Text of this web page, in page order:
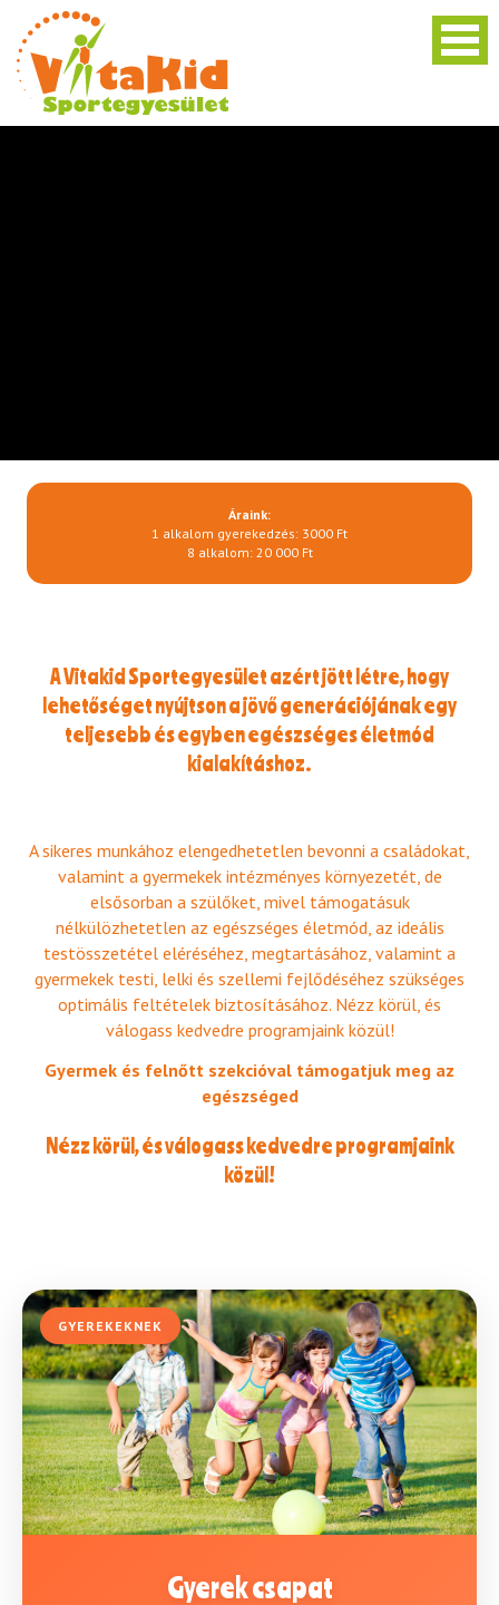
Áraink:
1 alkalom gyerekedzés: 3000 Ft
8 alkalom: 20 000 Ft
A Vitakid Sportegyesület azért jött létre, hogy
lehetőséget nyújtson a jövő generációjának egy
teljesebb és egyben egészséges életmód
kialakításhoz.
A sikeres munkához elengedhetetlen bevonni a családokat,
valamint a gyermekek intézményes környezetét, de
elsősorban a szülőket, mivel támogatásuk
nélkülözhetetlen az egészséges életmód, az ideális
testösszetétel eléréséhez, megtartásához, valamint a
gyermekek testi, lelki és szellemi fejlődéséhez szükséges
optimális feltételek biztosításához. Nézz körül, és
válogass kedvedre programjaink közül!
Gyermek és felnőtt szekcióval támogatjuk meg az
egészséged
Nézz körül, és válogass kedvedre programjaink
közül!
GYEREKEKNEK
Gyerek csapat